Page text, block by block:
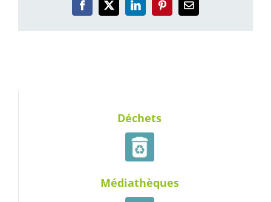
Facebook
X LinkedInPinterestEmail
Déchets
Médiathèques